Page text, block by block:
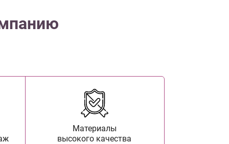
Материалы
высокого качества